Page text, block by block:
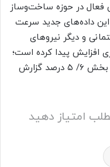
فعال در حوزه ساخت‌وساز
این داده‌‌‌های جدید سرعت
و دیگر نیروهای
افزایش پیدا کرده است؛
کمااینکه بهار امسال رشد فصلی در این بخش ۶/ ۵‌ درصد گزارش
امتیاز دهید